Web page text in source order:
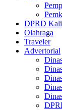
DPRD
Olahraga
Traveler
Advertorial